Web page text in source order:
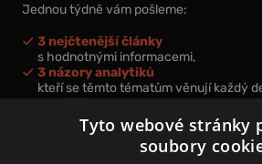
Jednou týdně vám pošleme:
3 nejčtenější články
s hodnotnými informacemi,
3 názory analytiků
kteří se těmto tématům věnují každý
nová videa a podcasty
k prohloubení vašich znalostí.
Tyto webové stránky
soubory